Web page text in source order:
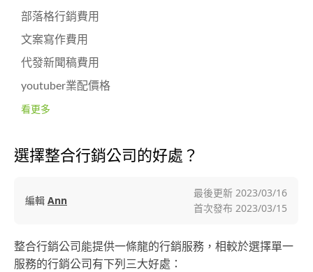
部落格行銷費用
文案寫作費用
代發新聞稿費用
youtuber業配價格
看更多
選擇整合行銷公司的好處？
編輯 Ann
最後更新 2023/03/16
首次發布 2023/03/15
整合行銷公司能提供一條龍的行銷服務，相較於選擇單一
服務的行銷公司有下列三大好處：